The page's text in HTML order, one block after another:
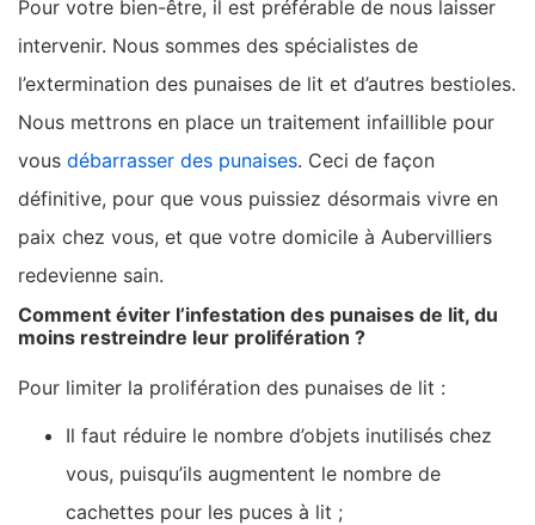
Pour votre bien-être, il est préférable de nous laisser
intervenir. Nous sommes des spécialistes de
l’extermination des punaises de lit et d’autres bestioles.
Nous mettrons en place un traitement infaillible pour
vous débarrasser des punaises. Ceci de façon
définitive, pour que vous puissiez désormais vivre en
paix chez vous, et que votre domicile à Aubervilliers
redevienne sain.
Comment éviter l’infestation des punaises de lit, du
moins restreindre leur prolifération ?
Pour limiter la prolifération des punaises de lit :
Il faut réduire le nombre d’objets inutilisés chez
vous, puisqu’ils augmentent le nombre de
cachettes pour les puces à lit ;